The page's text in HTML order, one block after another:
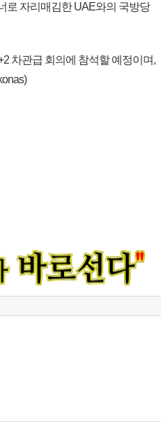
로 자리매김한 UAE와의 국방당
차관급 회의에 참석할 예정이며,